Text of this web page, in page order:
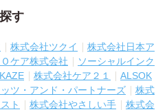
す
株式会社ツクイ
株式会社日本ア
ケア株式会社
ソーシャルインク
株式会社ケア２１
ALSOK
ツ・アンド・パートナーズ
株式
ト 株式会社やさしい手
株式会